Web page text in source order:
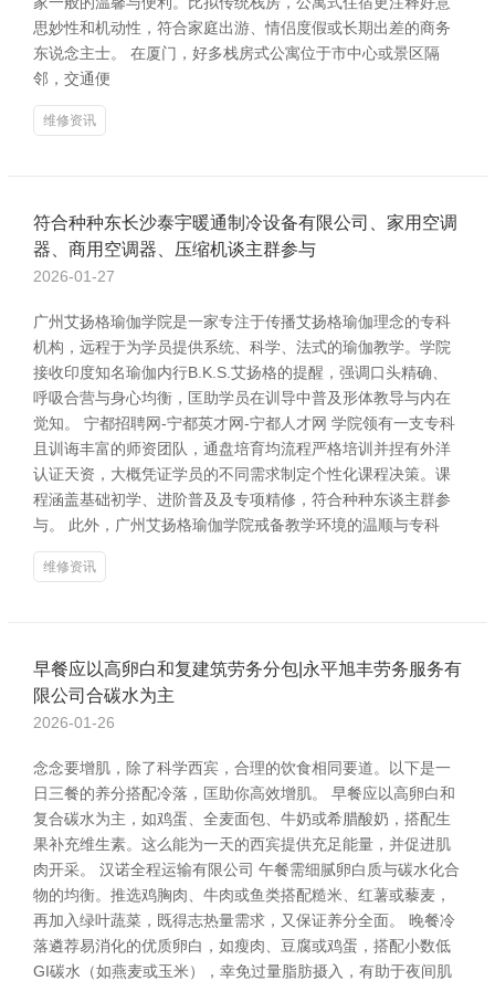
思妙性和机动性，符合家庭出游、情侣度假或长期出差的商务
东说念主士。 在厦门，好多栈房式公寓位于市中心或景区隔
邻，交通便
维修资讯
符合种种东长沙泰宇暖通制冷设备有限公司、家用空调
器、商用空调器、压缩机谈主群参与
2026-01-27
广州艾扬格瑜伽学院是一家专注于传播艾扬格瑜伽理念的专科
机构，远程于为学员提供系统、科学、法式的瑜伽教学。学院
接收印度知名瑜伽内行B.K.S.艾扬格的提醒，强调口头精确、
呼吸合营与身心均衡，匡助学员在训导中普及形体教导与内在
觉知。 宁都招聘网-宁都英才网-宁都人才网 学院领有一支专科
且训诲丰富的师资团队，通盘培育均流程严格培训并捏有外洋
认证天资，大概凭证学员的不同需求制定个性化课程决策。课
程涵盖基础初学、进阶普及及专项精修，符合种种东谈主群参
与。 此外，广州艾扬格瑜伽学院戒备教学环境的温顺与专科
维修资讯
早餐应以高卵白和复建筑劳务分包|永平旭丰劳务服务有
限公司合碳水为主
2026-01-26
念念要增肌，除了科学西宾，合理的饮食相同要道。以下是一
日三餐的养分搭配冷落，匡助你高效增肌。 早餐应以高卵白和
复合碳水为主，如鸡蛋、全麦面包、牛奶或希腊酸奶，搭配生
果补充维生素。这么能为一天的西宾提供充足能量，并促进肌
肉开采。 汉诺全程运输有限公司 午餐需细腻卵白质与碳水化合
物的均衡。推选鸡胸肉、牛肉或鱼类搭配糙米、红薯或藜麦，
再加入绿叶蔬菜，既得志热量需求，又保证养分全面。 晚餐冷
落遴荐易消化的优质卵白，如瘦肉、豆腐或鸡蛋，搭配小数低
GI碳水（如燕麦或玉米），幸免过量脂肪摄入，有助于夜间肌